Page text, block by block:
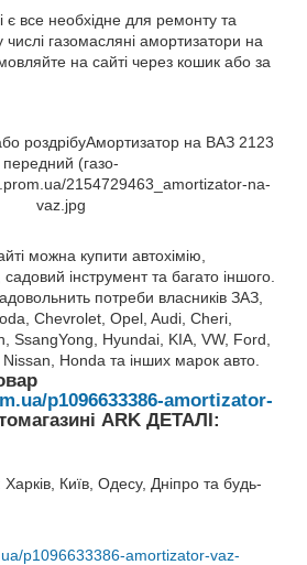
все необхідне для ремонту та
газомасляні амортизатори на
на сайті через кошик або за
можна купити автохімію,
інструмент та багато іншого.
потреби власників ЗАЗ,
Chevrolet, Opel, Audi, Cheri,
SsangYong, Hyundai, KIA, VW, Ford,
Honda та інших марок авто.
p1096633386-amortizator-
ARK ДЕТАЛІ:
Київ, Одесу, Дніпро та будь-
p1096633386-amortizator-vaz-